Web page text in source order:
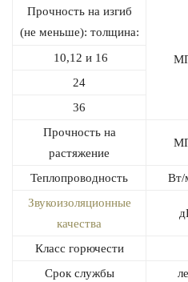
Прочность на изгиб
(не меньше): толщина:
10,12 и 16
24
36
Прочность на
растяжение
Теплопроводность
Звукоизоляционные
качества
Класс горючести
Срок службы